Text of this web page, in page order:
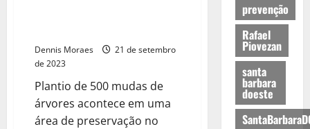
Dennis Moraes
21 de setembro
de 2023
Plantio de 500 mudas de
árvores acontece em uma
área de preservação no
prevenção
Rafael
Piovezan
santa
barbara
doeste